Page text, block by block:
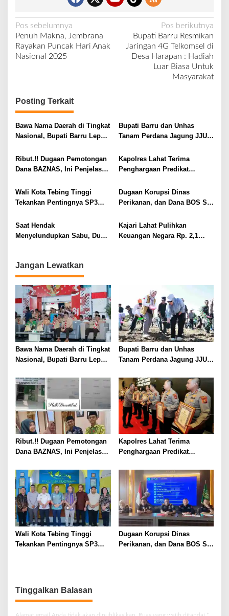
N
a
v
a
s
i
p
o
s
Pos sebelumnya
Penuh Makna, Jembrana
Rayakan Puncak Hari Anak
Nasional 2025
Pos berikutnya
Bupati Barru Resmikan
Jaringan 4G Telkomsel di
Desa Harapan : Hadiah
Luar Biasa Untuk
Masyarakat
Posting Terkait
Bawa Nama Daerah di Tingkat
Nasional, Bupati Barru Lepas
XII
Bupati Barru dan Unhas
Tanam Perdana Jagung JJUH,
dan Kesejahteraan Petani
Ribut.!! Dugaan Pemotongan
Dana BAZNAS, Ini Penjelasan
Kapolres Lahat Terima
Penghargaan Predikat
Sumsel Tahun 2026
Wali Kota Tebing Tinggi
Tekankan Pentingnya SP3
Dugaan Korupsi Dinas
Perikanan, dan Dana BOS SD
Terus Dipertajam Kajari Lahat
Saat Hendak
Menyelundupkan Sabu, Dua
Kajari Lahat Pulihkan
Keuangan Negara Rp. 2,1
Jangan Lewatkan
Bawa Nama Daerah di Tingkat
Nasional, Bupati Barru Lepas
XII
Bupati Barru dan Unhas
Tanam Perdana Jagung JJUH,
dan Kesejahteraan Petani
Ribut.!! Dugaan Pemotongan
Dana BAZNAS, Ini Penjelasan
Kapolres Lahat Terima
Penghargaan Predikat
Sumsel Tahun 2026
Wali Kota Tebing Tinggi
Tekankan Pentingnya SP3
Dugaan Korupsi Dinas
Perikanan, dan Dana BOS SD
Tinggalkan Balasan